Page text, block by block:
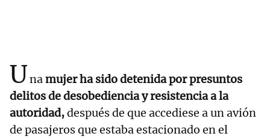
Unamujer ha sido detenida por presuntos
delitos de desobediencia y resistencia a la
autoridad,después de que accediese a un avión
de pasajeros que estaba estacionado en el